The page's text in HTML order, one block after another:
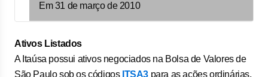
Em 31 de março de 2010
Ativos Listados
A Itaúsa possui ativos negociados na Bolsa de Valores de
São Paulo sob os códigos ITSA3 para as ações ordinárias,